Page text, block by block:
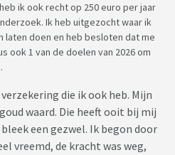
ik ook recht op 250 euro per jaar
Ik heb uitgezocht waar ik
laten doen en heb besloten dat me
ook 1 van de doelen van 2026 om
die ik ook heb. Mijn
waard. Die heeft ooit bij mij
een gezwel. Ik begon door
vreemd, de kracht was weg,